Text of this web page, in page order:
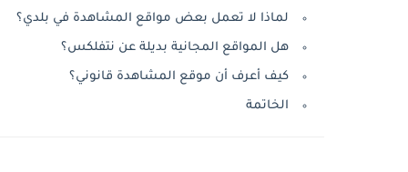
لماذا لا تعمل بعض مواقع المشاهدة في بلدي؟
هل المواقع المجانية بديلة عن نتفلكس؟
كيف أعرف أن موقع المشاهدة قانوني؟
الخاتمة